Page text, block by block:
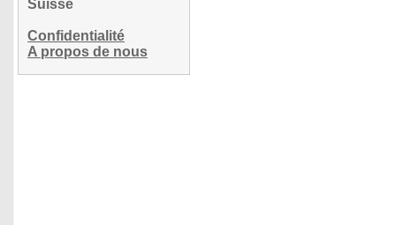
Suisse
Confidentialité
A propos de nous